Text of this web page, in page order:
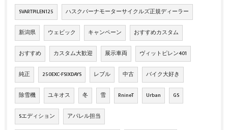
SVARTPILEN125 ハスクバーナモーターサイクルズ正規ディーラー
新潟県 ウェビック キャンペーン おすすめカスタム
おすすめ カスタム大歓迎 展示車両 ヴィットピレン401
純正 250EXC-FSIXDAYS レブル 中古 バイク大好き
除雪機 ユキオス 冬 雪 RnineT Urban GS
Sエディション アパレル担当